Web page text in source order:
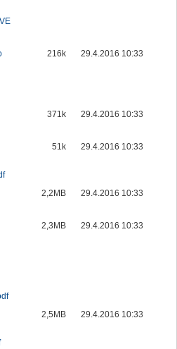
216k 29.4.2016 10:33
371k 29.4.2016 10:33
51k 29.4.2016 10:33
2,2MB 29.4.2016 10:33
2,3MB 29.4.2016 10:33
2,5MB 29.4.2016 10:33